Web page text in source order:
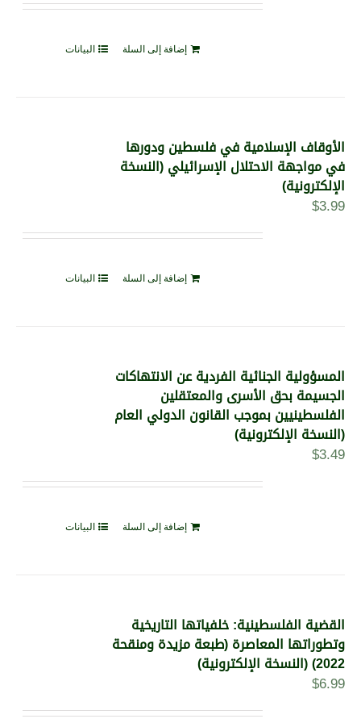
إضافة إلى السلة البيانات
الأوقاف الإسلامية في فلسطين ودورها
في مواجهة الاحتلال الإسرائيلي (النسخة
الإلكترونية)
$3.99
إضافة إلى السلة البيانات
المسؤولية الجنائية الفردية عن الانتهاكات
الجسيمة بحق الأسرى والمعتقلين
الفلسطينيين بموجب القانون الدولي العام
(النسخة الإلكترونية)
$3.49
إضافة إلى السلة البيانات
القضية الفلسطينية: خلفياتها التاريخية
وتطوراتها المعاصرة (طبعة مزيدة ومنقحة
2022) (النسخة الإلكترونية)
$6.99